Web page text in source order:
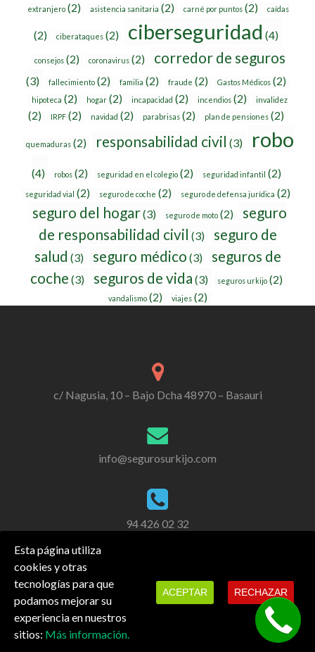
extranjero(2) asistencia sanitaria (2) carné por puntos(2) caídas
(2) ciberataques (2) ciberseguridad (4)
consejos(2) coronavirus(2) corredor de seguros
(3) fallecimiento (2) familia (2) fraude (2) Gastos Médicos (2)
hipoteca (2) hogar (2) incapacidad (2) incendios (2) invalidez
(2) IRPF (2) navidad (2) parabrisas (2) plan de pensiones (2)
quemaduras(2) responsabilidad civil (3) robo
(4) robos(2) seguridad en el colegio(2) seguridad infantil (2)
seguridad vial (2) seguro de coche (2) seguro de defensa jurídica (2)
seguro del hogar(3) seguro de moto (2)
seguro
de responsabilidad civil (3)
seguro de
salud (3) seguro médico (3)
seguros de
coche (3) seguros de vida (3) seguros urkijo(2)
vandalismo (2) viajes (2)
c/ Nagusia, 10 – Bajo Dcha 48970 – Basauri
info@segurosurkijo.com
94 426 02 32
También estamos en redes sociales.
Esta página utiliza
cookies y otras
tecnologías para que
podamos mejorar su
experiencia en nuestros
sitios: Más información.
ACEPTAR RECHAZAR